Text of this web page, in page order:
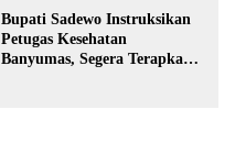
Bupati Sadewo Instruksikan
Petugas Kesehatan
Banyumas, Segera Terapkan